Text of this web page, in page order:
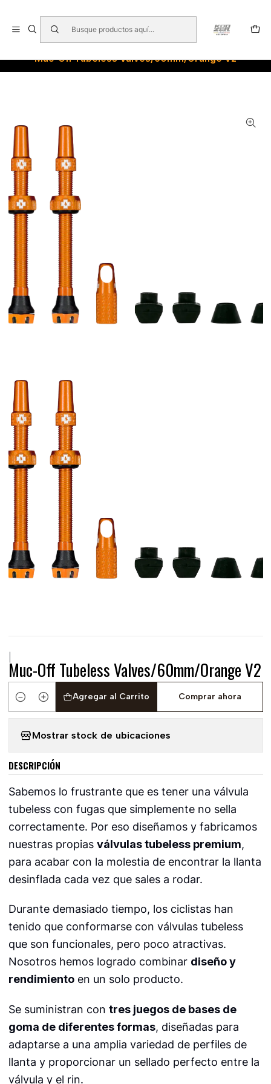
🇺🇸 🇧🇷 🇲🇽 🇦🇷 🇨🇱 🇵🇪 🇪🇨 🇨🇷 🇵🇦 🇧🇴 🇵🇾
Muc-Off Tubeless Valves/60mm/Orange V2
Muc-Off Tubeless Valves/60mm/Orange V2
Cantidad
Agregar al Carrito Comprar ahora
Mostrar stock de ubicaciones
DESCRIPCIÓN
Sabemos lo frustrante que es tener una válvula
tubeless con fugas que simplemente no sella
correctamente. Por eso diseñamos y fabricamos
nuestras propias válvulas tubeless premium,
para acabar con la molestia de encontrar la llanta
desinflada cada vez que sales a rodar.
Durante demasiado tiempo, los ciclistas han
tenido que conformarse con válvulas tubeless
que son funcionales, pero poco atractivas.
Nosotros hemos logrado combinar diseño y
rendimientoen un solo producto.
Se suministran con tres juegos de bases de
goma de diferentes formas, diseñadas para
adaptarse a una amplia variedad de perfiles de
llanta y proporcionar un sellado perfecto entre la
válvula y el rin.